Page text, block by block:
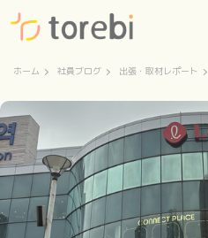
ホーム 社員ブログ 出張・取材レポート